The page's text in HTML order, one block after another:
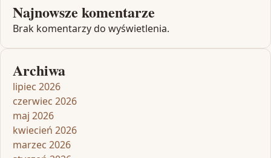
Najnowsze komentarze
Brak komentarzy do wyświetlenia.
Archiwa
lipiec 2026
czerwiec 2026
maj 2026
kwiecień 2026
marzec 2026